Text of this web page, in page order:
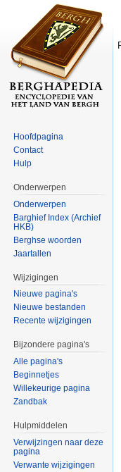
Hoofdpagina
Contact
Hulp
Onderwerpen
Onderwerpen
Barghief Index (Archief
HKB)
Berghse woorden
Jaartallen
Wijzigingen
Nieuwe pagina's
Nieuwe bestanden
Recente wijzigingen
Bijzondere pagina's
Alle pagina's
Beginnetjes
Willekeurige pagina
Zandbak
Hulpmiddelen
Verwijzingen naar deze
pagina
Verwante wijzigingen